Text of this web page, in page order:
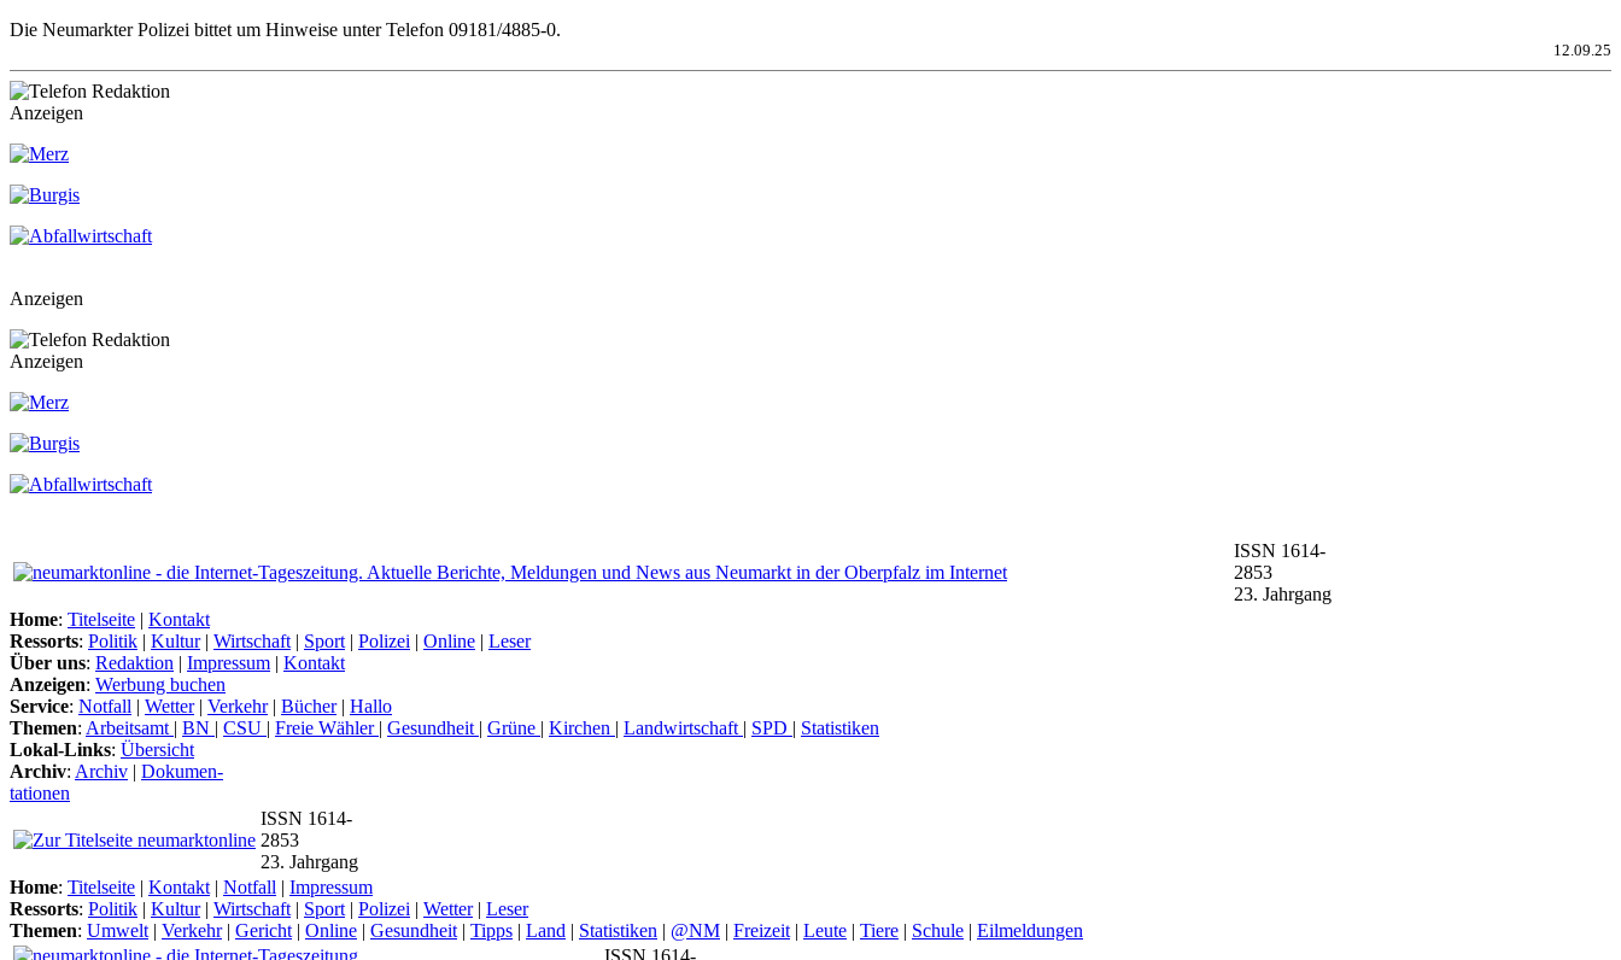
Die Neumarkter Polizei bittet um Hinweise unter Telefon 09181/4885-0.
12.09.25
Anzeigen
Anzeigen
Anzeigen
ISSN 1614-
2853
23. Jahrgang
Home: Titelseite | Kontakt
Ressorts: Politik | Kultur| Wirtschaft | Sport | Polizei | Online | Leser
Über uns: Redaktion | Impressum | Kontakt
Anzeigen: Werbung buchen
Service: Notfall | Wetter| Verkehr| Bücher| Hallo
Themen: Arbeitsamt | BN | CSU | Freie Wähler | Gesundheit | Grüne | Kirchen | Landwirtschaft | SPD | Statistiken
Lokal-Links: Übersicht
Archiv: Archiv | Dokumen-
tationen
ISSN 1614-
2853
23. Jahrgang
Home: Titelseite | Kontakt | Notfall | Impressum
Ressorts: Politik | Kultur| Wirtschaft | Sport | Polizei | Wetter| Leser
Themen: Umwelt | Verkehr| Gericht | Online | Gesundheit | Tipps | Land | Statistiken | @NM | Freizeit | Leute | Tiere | Schule | Eilmeldungen
ISSN 1614-